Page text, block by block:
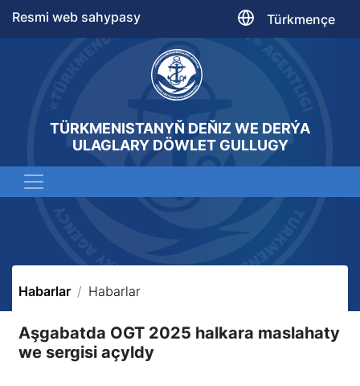
Resmi web sahypasy Türkmençe
TÜRKMENISTANYŇ DEŇIZ WE DERÝA
ULAGLARY DÖWLET GULLUGY
Habarlar Habarlar
Aşgabatda OGT 2025 halkara maslahaty
we sergisi açyldy